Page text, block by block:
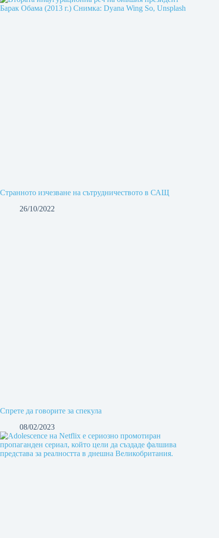
Странното изчезване на сътрудничеството в САЩ
26/10/2022
Спрете да говорите за спекула
08/02/2023